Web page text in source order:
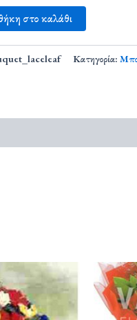
στο καλάθι
Κατηγορία: